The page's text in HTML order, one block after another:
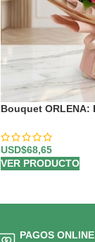
Bouquet ORLENA:
USD$68,65
VER PRODUCTO
PAGOS ONLINE